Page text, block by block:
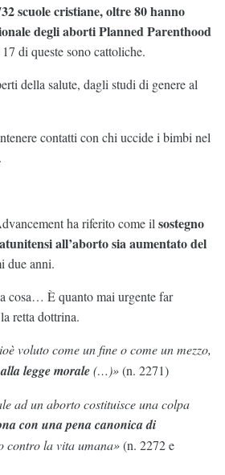
scuole cristiane, oltre 80 hanno
degli aborti Planned Parenthood
di queste sono cattoliche.
della salute, dagli studi di genere al
contatti con chi uccide i bimbi nel
ha riferito come il sostegno
all’aborto sia aumentato del
due anni.
cosa… È quanto mai urgente far
retta dottrina.
voluto come un fine o come un mezzo,
legge morale(…)»(n. 2271)
ad un aborto costituisce una colpa
con una pena canonica di
contro la vita umana»(n. 2272 e